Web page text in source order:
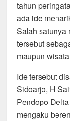
e
b
o
o
k
s
A
p
p
tahun
ada ide
Salah satunya
tersebut
maupun
Ide tersebut
Sidoarjo, H
Pendopo
mengaku